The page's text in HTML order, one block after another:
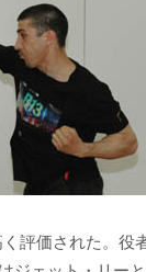
評価された。役